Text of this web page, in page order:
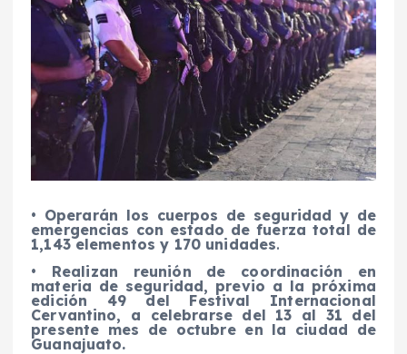
• Operarán los cuerpos de seguridad y de
emergencias con estado de fuerza total de
1,143 elementos y 170 unidades.
• Realizan reunión de coordinación en
materia de seguridad, previo a la próxima
edición 49 del Festival Internacional
Cervantino, a celebrarse del 13 al 31 del
presente mes de octubre en la ciudad de
Guanajuato.